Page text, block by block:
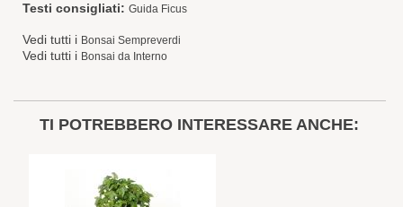
Testi consigliati: Guida Ficus
Vedi tutti i Bonsai Sempreverdi
Vedi tutti i Bonsai da Interno
TI POTREBBERO INTERESSARE ANCHE: